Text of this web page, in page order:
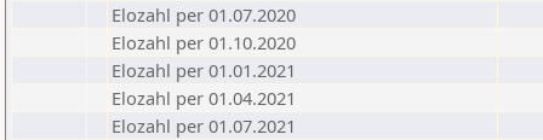
Elozahl per 01.07.2020
Elozahl per 01.10.2020
Elozahl per 01.01.2021
Elozahl per 01.04.2021
Elozahl per 01.07.2021